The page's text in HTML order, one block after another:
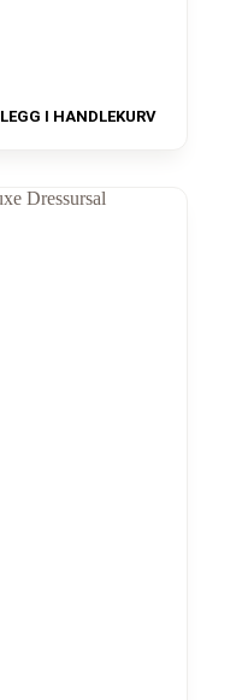
LEGG I HANDLEKURV